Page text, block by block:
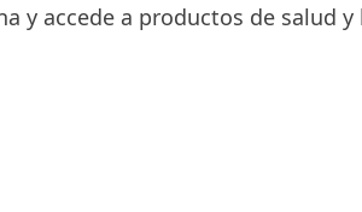
y accede a productos de salud